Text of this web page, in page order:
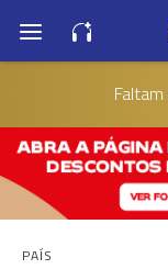
Faltam
PAÍS